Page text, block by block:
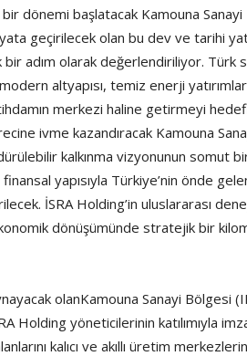
bir dönemi başlatacak Kamouna
geçirilecek olan bu dev ve tarihi
adım olarak değerlendiriliyor. Türk
altyapısı, temiz enerji
merkezi haline getirmeyi
ivme kazandıracak Kamouna
kalkınma vizyonunun somut
yapısıyla Türkiye’nin önde
İSRA Holding’in uluslararası
dönüşümünde stratejik bir
olanKamouna Sanayi Bölgesi
Holding yöneticilerinin katılımıyla
kalıcı ve akıllı üretim